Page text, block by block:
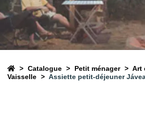
Catalogue Petit ménager
Art
Vaisselle
Assiette petit-déjeuner